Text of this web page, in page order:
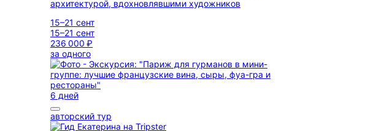
архитектурой, вдохновлявшими художников
15–21 сент
15–21 сент
236 000 ₽
за одного
6 дней
авторский тур